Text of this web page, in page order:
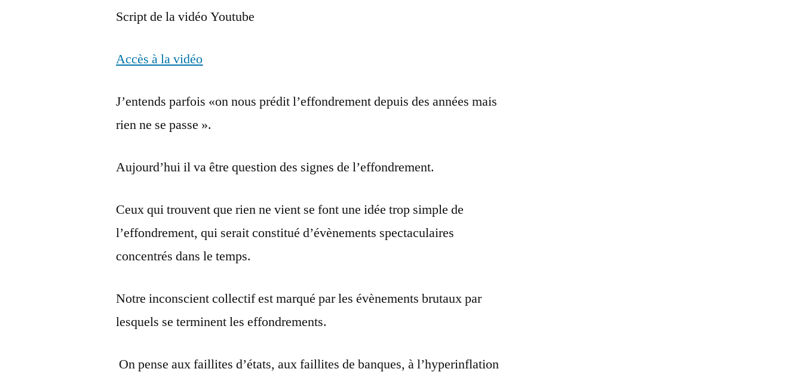
Script de la vidéo Youtube
Accès à la vidéo
J’entends parfois «on nous prédit l’effondrement depuis des années mais
rien ne se passe ».
Aujourd’hui il va être question des signes de l’effondrement.
Ceux qui trouvent que rien ne vient se font une idée trop simple de
l’effondrement, qui serait constitué d’évènements spectaculaires
concentrés dans le temps.
Notre inconscient collectif est marqué par les évènements brutaux par
lesquels se terminent les effondrements.
On pense aux faillites d’états, aux faillites de banques, à l’hyperinflation